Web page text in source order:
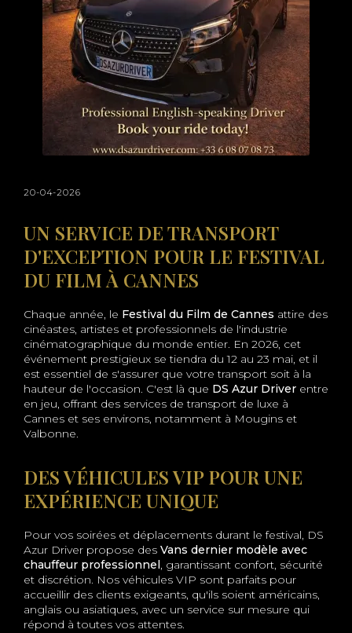
20-04-2026
UN SERVICE DE TRANSPORT
D'EXCEPTION POUR LE FESTIVAL
DU FILM À CANNES
Chaque année, le Festival du Film de Cannes attire des
cinéastes, artistes et professionnels de l'industrie
cinématographique du monde entier. En 2026, cet
événement prestigieux se tiendra du 12 au 23 mai, et il
est essentiel de s'assurer que votre transport soit à la
hauteur de l'occasion. C'est là que DS Azur Driver entre
en jeu, offrant des services de transport de luxe à
Cannes et ses environs, notamment à Mougins et
Valbonne.
DES VÉHICULES VIP POUR UNE
EXPÉRIENCE UNIQUE
Pour vos soirées et déplacements durant le festival, DS
Azur Driver propose des Vans dernier modèle avec
chauffeur professionnel , garantissant confort, sécurité
et discrétion. Nos véhicules VIP sont parfaits pour
accueillir des clients exigeants, qu'ils soient américains,
anglais ou asiatiques, avec un service sur mesure qui
répond à toutes vos attentes.